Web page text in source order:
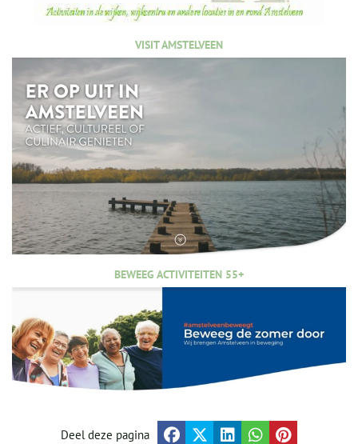
VISIT AMSTELVEEN
BEWEEG ACTIVITEITEN 55+
Deel deze pagina